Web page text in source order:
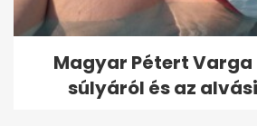
Magyar Pétert
súlyáról és az